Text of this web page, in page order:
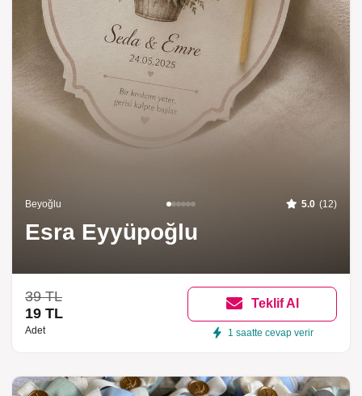
Beyoğlu 5.0 (12)
Esra Eyyüpoğlu
39 TL
19 TL
Adet
Teklif Al
1 saatte cevap verir